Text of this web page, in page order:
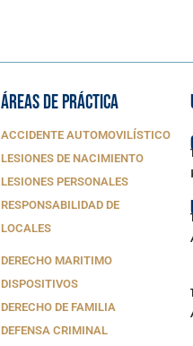
ÁREAS DE PRÁCTICA
ACCIDENTE AUTOMOVILÍSTICO
LESIONES DE NACIMIENTO
LESIONES PERSONALES
RESPONSABILIDAD DE
LOCALES
DERECHO MARITIMO
DISPOSITIVOS
DERECHO DE FAMILIA
DEFENSA CRIMINAL